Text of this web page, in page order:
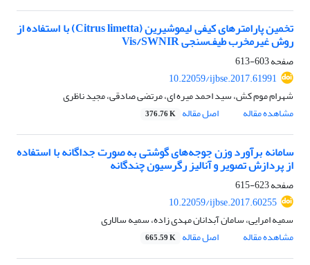
تخمین پارامترهای کیفی لیموشیرین (Citrus limetta) با استفاده از
روش غیرمخرب طیف‌سنجی Vis/SWNIR
صفحه603-613
10.22059/ijbse.2017.61991
شهرام موم کش، سید احمد میره ای، مرتضی صادقی، مجید ناظری
مشاهده مقاله
اصل مقاله 376.76 K
سامانه برآورد وزن‌ جوجه‌های گوشتی به صورت جداگانه با استفاده
از پردازش تصویر و آنالیز رگرسیون چندگانه
صفحه623-615
10.22059/ijbse.2017.60255
سمیه امرایی، سامان آبدانان مهدی زاده، سمیه سالاری
مشاهده مقاله
اصل مقاله 665.59 K